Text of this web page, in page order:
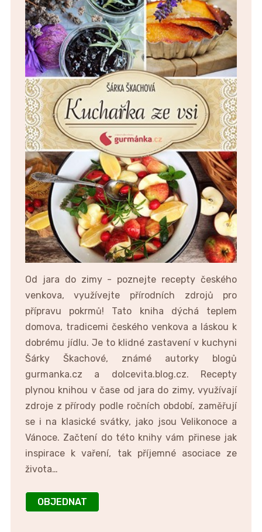
Od jara do zimy - poznejte recepty českého
venkova, využívejte přírodních zdrojů pro
přípravu pokrmů! Tato kniha dýchá teplem
domova, tradicemi českého venkova a láskou k
dobrému jídlu. Je to klidné zastavení v kuchyni
Šárky Škachové, známé autorky blogů
gurmanka.cz a dolcevita.blog.cz. Recepty
plynou knihou v čase od jara do zimy, využívají
zdroje z přírody podle ročních období, zaměřují
se i na klasické svátky, jako jsou Velikonoce a
Vánoce. Začtení do této knihy vám přinese jak
inspirace k vaření, tak příjemné asociace ze
života…
OBJEDNAT